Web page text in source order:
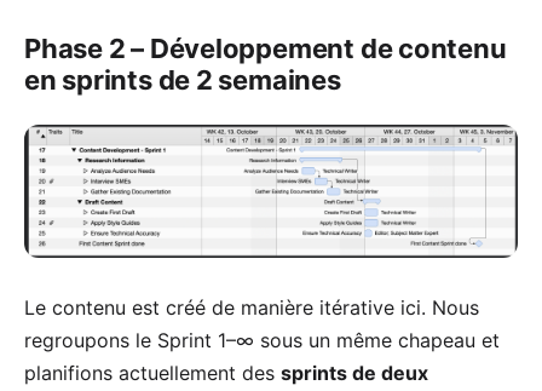
Phase 2 – Développement de contenu
en sprints de 2 semaines
Le contenu est créé de manière itérative ici. Nous
regroupons le Sprint 1–∞ sous un même chapeau et
planifions actuellement des sprints de deux